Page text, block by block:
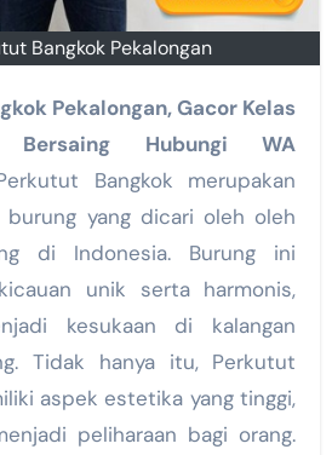
Bangkok Pekalongan
Bersaing Hubungi WA
Bangkok merupakan
yang dicari oleh oleh
di Indonesia. Burung ini
unik serta harmonis,
kesukaan di kalangan
Tidak hanya itu, Perkutut
aspek estetika yang tinggi,
peliharaan bagi orang.